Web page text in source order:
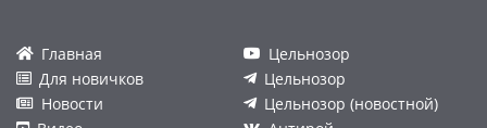
Главная
Для новичков
Новости
Цельнозор
Цельнозор
Цельнозор (новостной)